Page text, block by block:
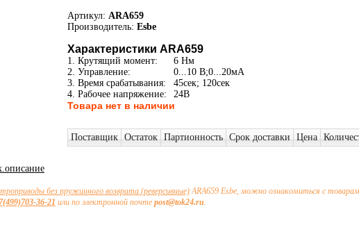
Артикул: ARA659
Производитель: Esbe
Характеристики ARA659
1. Крутящий момент:
6 Нм
2. Управление:
0...10 В;0...20мА
3. Время срабатывания:
45сек; 120сек
4. Рабочее напряжение:
24В
Товара нет в наличии
Поставщик Остаток Партионность Срок доставки Цена
без пружинного возврата (реверсивные)ARA659 Esbe, можно ознакомиться с
36-21 или по электронной почте post@tok24.ru.